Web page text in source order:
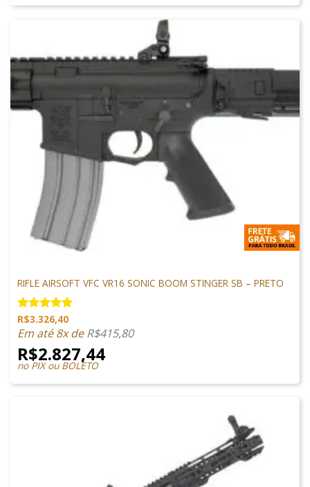
RIFLE AIRSOFT VFC VR16 SONIC BOOM STINGER SB – PRETO
Avaliação
5.00 de 5
R$3.326,40
Em até 8x deR$415,80
R$2.827,44
no PIX ou BOLETO